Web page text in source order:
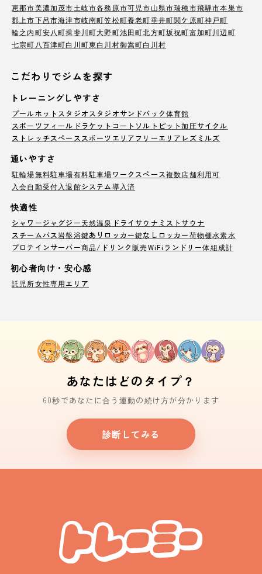
恵那市美濃加茂市土岐市各務原市可児市山県市瑞穂市飛騨市本巣市
郡上市下呂市海津市岐南町笠松町養老町垂井町関ケ原町神戸町
輪之内町安八町揖斐川町大野町池田町北方町坂祝町富加町川辺町
七宗町 八百津町白川町東白川村御嵩町白川村
こだわりでジムを探す
トレーニングしやすさ
プールホットスタジオ スタジオサンドバック体育館
スポーツフィールド ラケットコート ソルトピット加圧サイクル
ストレッチスペース スポーツエリア フリーエリア レズミルズ
通いやすさ
駐輪場無料駐車場有料駐車場ワークスペース複数店舗利用可
入会自動受付 入退館システム導入済
快適性
シャワージャグジー天然温泉 ドライサウナ ミストサウナ
スチームバス岩盤浴鍵ありロッカー鍵なしロッカー荷物棚水素水
プロテインサーバー商品/ドリンク販売WiFi ランドリー体組成計
初心者向け・安心感
託児所女性専用エリア
あなたはどのタイプ？
60秒であなたに合う運動の続け方が分かります
診断してみる